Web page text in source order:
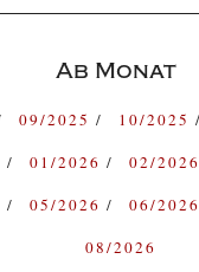
Ab Monat
09/2025 10/2025
01/2026 02/2026
05/2026 06/2026
08/2026